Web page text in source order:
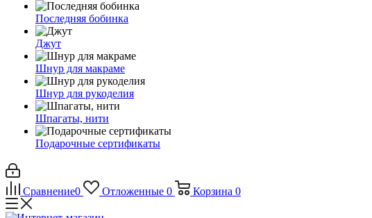
Последняя бобинка
Джут
Шнур для макраме
Шнур для рукоделия
Шпагаты, нити
Подарочные сертификаты
Сравнение0 Отложенные 0 Корзина 0